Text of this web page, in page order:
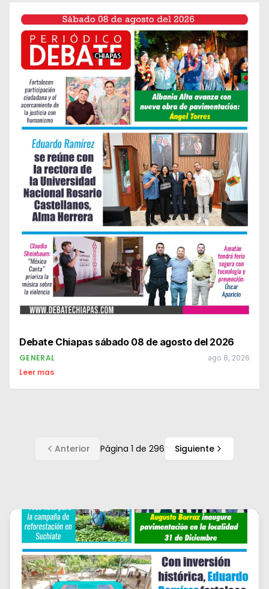
Debate Chiapas sábado 08 de agosto del 2026
GENERAL ago 8, 2026
Leer mas
Anterior Página 1 de 296 Siguiente